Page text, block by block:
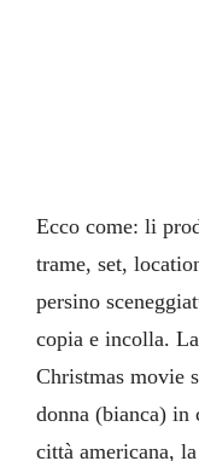
Ecco come: li
trame, set,
persino
copia e incolla.
Christmas movie
donna (bianca) in
città americana,